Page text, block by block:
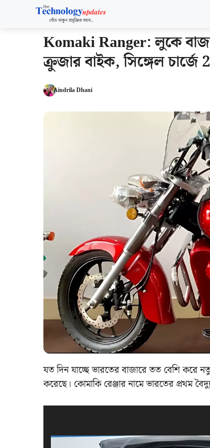
Komaki Ranger: লুকে
ক্রুজার বাইক, সিঙ্গেল চার্জে
Aindrila Dhani
যত দিন যাচ্ছে ভারতের বাজারে তত বেশি করে
করেছে। কোমাকি রেঞ্জার নামে ভারতের প্রথম